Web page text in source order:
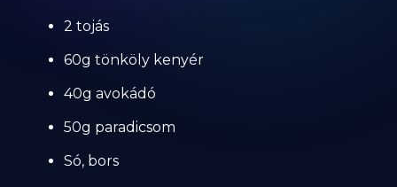
2 tojás
60g tönköly kenyér
40g avokádó
50g paradicsom
Só, bors